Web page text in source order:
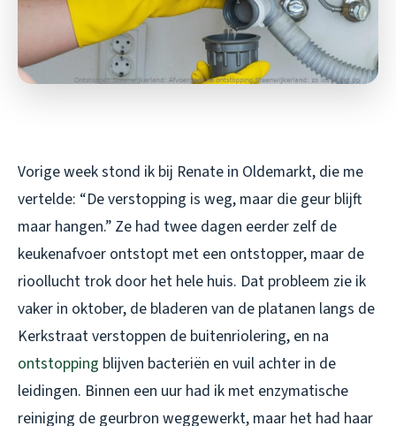
Vorige week stond ik bij Renate in Oldemarkt, die me
vertelde: “De verstopping is weg, maar die geur blijft
maar hangen.” Ze had twee dagen eerder zelf de
keukenafvoer ontstopt met een ontstopper, maar de
rioollucht trok door het hele huis. Dat probleem zie ik
vaker in oktober, de bladeren van de platanen langs de
Kerkstraat verstoppen de buitenriolering, en na
ontstopping blijven bacteriën en vuil achter in de
leidingen. Binnen een uur had ik met enzymatische
reiniging de geurbron weggewerkt, maar het had haar